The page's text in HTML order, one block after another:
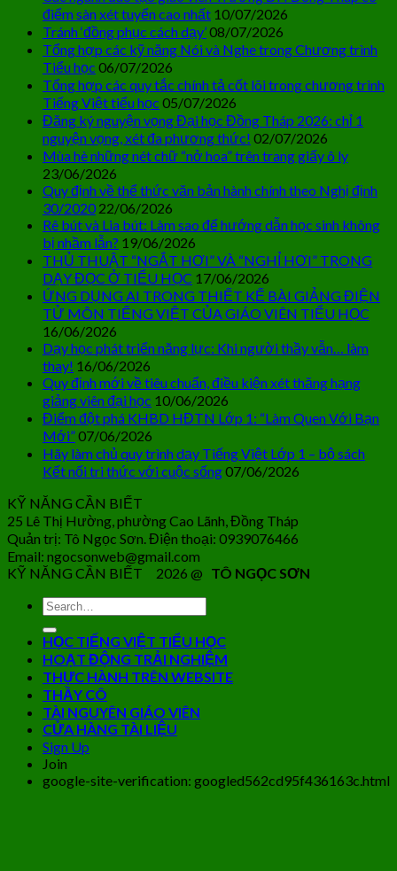
điểm sàn xét tuyển cao nhất 10/07/2026
Tránh ‘đồng phục cách dạy’08/07/2026
Tổng hợp các kỹ năng Nói và Nghe trong Chương trình
Tiểu học 06/07/2026
Tổng hợp các quy tắc chính tả cốt lõi trong chương trình
Tiếng Việt tiểu học 05/07/2026
Đăng ký nguyện vọng Đại học Đồng Tháp 2026: chỉ 1
nguyện vọng, xét đa phương thức! 02/07/2026
Mùa hè những nét chữ “nở hoa” trên trang giấy ô ly
23/06/2026
Quy định về thể thức văn bản hành chính theo Nghị định
30/2020 22/06/2026
Rê bút và Lia bút: Làm sao để hướng dẫn học sinh không
bị nhầm lẫn? 19/06/2026
THỦ THUẬT “NGẮT HƠI” VÀ “NGHỈ HƠI” TRONG
DẠY ĐỌC Ở TIỂU HỌC 17/06/2026
ỨNG DỤNG AI TRONG THIẾT KẾ BÀI GIẢNG ĐIỆN
TỬ MÔN TIẾNG VIỆT CỦA GIÁO VIÊN TIỂU HỌC
16/06/2026
Dạy học phát triển năng lực: Khi người thầy vẫn… làm
thay! 16/06/2026
Quy định mới về tiêu chuẩn, điều kiện xét thăng hạng
giảng viên đại học 10/06/2026
Điểm đột phá KHBD HĐTN Lớp 1: “Làm Quen Với Bạn
Mới”07/06/2026
Hãy làm chủ quy trình dạy Tiếng Việt Lớp 1 – bộ sách
Kết nối tri thức với cuộc sống07/06/2026
KỸ NĂNG CẦN BIẾT
25 Lê Thị Hường, phường Cao Lãnh, Đồng Tháp
Quản trị: Tô Ngọc Sơn. Điện thoại: 0939076466
Email: ngocsonweb@gmail.com
KỸ NĂNG CẦN BIẾT 2026 @ TÔ NGỌC SƠN
HỌC TIẾNG VIỆT TIỂU HỌC
HOẠT ĐỘNG TRẢI NGHIỆM
THỰC HÀNH TRÊN WEBSITE
THẦY CÔ
TÀI NGUYÊN GIÁO VIÊN
CỬA HÀNG TÀI LIỆU
Sign Up
Join
google-site-verification: googled562cd95f436163c.html